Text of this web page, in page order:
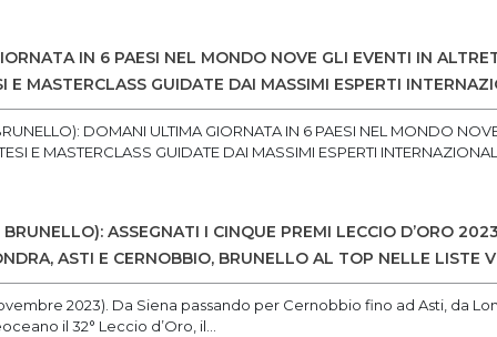
IN 6 PAESI NEL MONDO NOVE GLI EVENTI IN
E MASTERCLASS GUIDATE DAI MASSIMI ESPERTI
DOMANI ULTIMA GIORNATA IN 6 PAESI NEL MONDO NOVE
E MASTERCLASS GUIDATE DAI MASSIMI ESPERTI
ASSEGNATI I CINQUE PREMI LECCIO D’ORO
ASTI E CERNOBBIO, BRUNELLO AL TOP NELLE LISTE
2023). Da Siena passando per Cernobbio fino ad Asti, da
il 32° Leccio d’Oro, il...